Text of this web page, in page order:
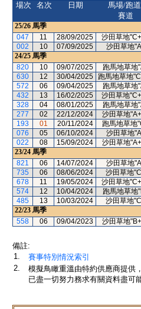
場次
名次 日期
馬場/跑
賽道
25/26 馬季
047
11 28/09/2025 沙田草地
002
10 07/09/2025 沙田草地
24/25 馬季
820
10 09/07/2025 跑馬地草地
630
12 30/04/2025 跑馬地草地
572
06 09/04/2025 跑馬地草地
432
13 16/02/2025 沙田草地
328
04 08/01/2025 跑馬地草地
277
02 22/12/2024 沙田草地
193
01 20/11/2024 跑馬地草地
076
05 06/10/2024 沙田草地
022
08 15/09/2024 沙田草地
23/24 馬季
821
06 14/07/2024 沙田草地
735
06 08/06/2024 沙田草地
678
11 19/05/2024 沙田草地
574
12 10/04/2024 跑馬地草地
485
13 10/03/2024 沙田草地
22/23 馬季
558
06 09/04/2023 沙田草地
備註:
1.
賽事特別情況索引
2.
模擬鳥瞰重溫由特約供應商提供
已盡一切努力務求有關資料盡可